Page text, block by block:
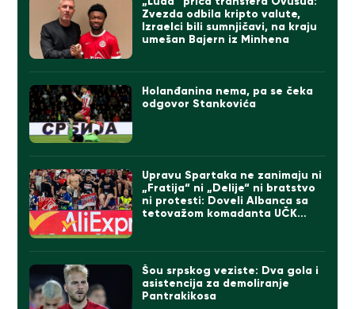
Zvezda odbila kripto valute,
Izraelci bili sumnjičavi, na kraju
umešan Bajern iz Minhena
Holanđanina nema, pa se čeka
odgovor Stankovića
Upravu Spartaka ne zanimaju ni
„Fratija“ ni „Delije“ ni bratstvo
ni protesti: Doveli Albanca sa
tetovažom komadanta UČK
Šou srpskog veziste: Dva gola i
asistencija za demoliranje
Pantrakikosa